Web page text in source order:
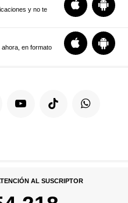
y no te
en formato
AL SUSCRIPTOR